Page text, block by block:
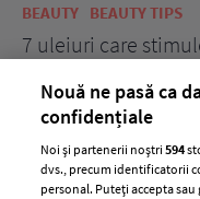
BEAUTY BEAUTY TIPS
7 uleiuri care
Nouă ne pasă ca
confidențiale
Noi și partenerii noștri594
dvs., precum identificatorii
personal. Puteți accepta